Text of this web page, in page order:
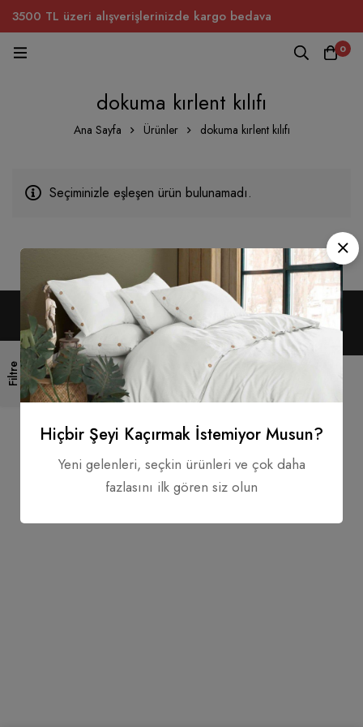
3500 TL üzeri alışverişlerinizde kargo bedava
0
dokuma kırlent kılıfı
Ana Sayfa Ürünler dokuma kırlent kılıfı
Filtre
Seçiminizle eşleşen ürün bulunamadı.
Telif hakkı © 2022. Tüm hakları saklıdır.
Hiçbir Şeyi Kaçırmak İstemiyor Musun?
Yeni gelenleri, seçkin ürünleri ve çok daha
fazlasını ilk gören siz olun